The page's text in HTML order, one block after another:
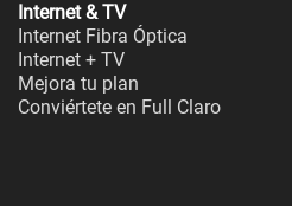
Internet & TV
Internet Fibra Óptica
Internet + TV
Mejora tu plan
Conviértete en Full Claro